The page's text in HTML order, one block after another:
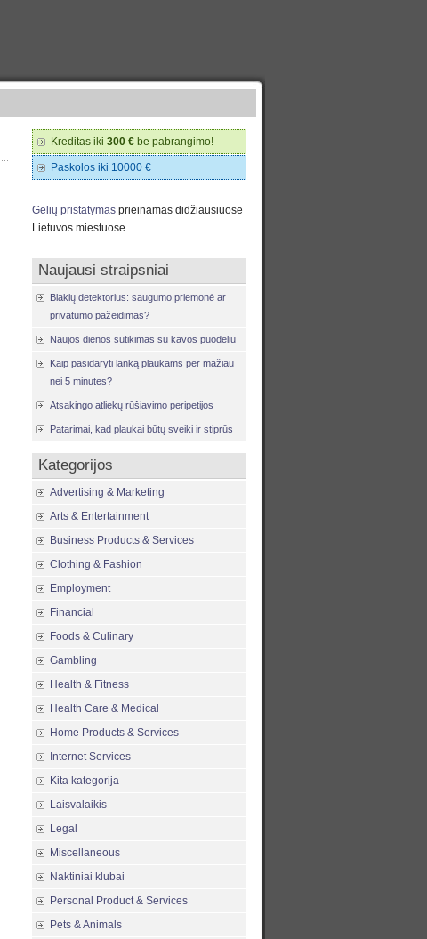
Kreditas iki 300 € be pabrangimo!
Paskolos iki 10000 €
Gėlių pristatymas prieinamas didžiausiuose
Lietuvos miestuose.
Naujausi straipsniai
Blakių detektorius: saugumo priemonė ar
privatumo pažeidimas?
Naujos dienos sutikimas su kavos puodeliu
Kaip pasidaryti lanką plaukams per mažiau
nei 5 minutes?
Atsakingo atliekų rūšiavimo peripetijos
Patarimai, kad plaukai būtų sveiki ir stiprūs
Kategorijos
Advertising & Marketing
Arts & Entertainment
Business Products & Services
Clothing & Fashion
Employment
Financial
Foods & Culinary
Gambling
Health & Fitness
Health Care & Medical
Home Products & Services
Internet Services
Kita kategorija
Laisvalaikis
Legal
Miscellaneous
Naktiniai klubai
Personal Product & Services
Pets & Animals